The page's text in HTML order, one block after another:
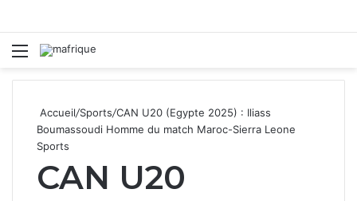
Menu
Accueil/Sports/CAN U20 (Egypte 2025) : Iliass
Boumassoudi Homme du match Maroc-Sierra Leone
Sports
CAN U20